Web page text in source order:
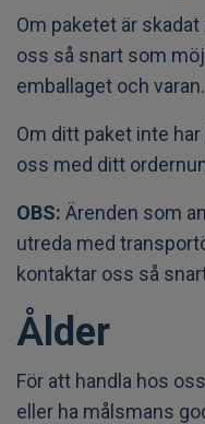
Om paketet är
oss så snart som
emballaget och varan.
Om ditt paket inte
oss med ditt
OBS: Ärenden som
utreda med
kontaktar oss så
Ålder
För att handla hos
eller ha målsmans